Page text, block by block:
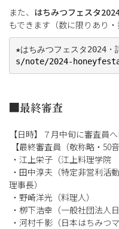
また、 はちみつフェスタ
もできます（数に限りあり
★はちみつフェスタ2024・
s/note/2024-
■最終審査
【日時】７月中旬に審査員
【最終審査員（敬称略・50
・江上栄子（江上料理学院
・田中淳夫（特定非営利
理事長）
・野崎洋光（料理人）
・栁下浩幸（一般社団法人
・河村千影（日本はちみつ